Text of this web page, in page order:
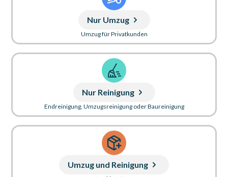
Nur Umzug
Umzug für Privatkunden
Nur Reinigung
Endreinigung, Umzugsreinigung oder Baureinigung
Umzug und Reinigung